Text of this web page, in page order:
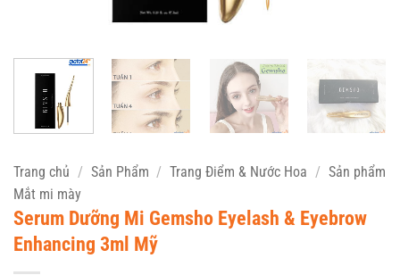
Trang chủ / Sản Phẩm / Trang Điểm & Nước Hoa / Sản phẩm
Mắt mi mày
Serum Dưỡng Mi Gemsho Eyelash & Eyebrow
Enhancing 3ml Mỹ